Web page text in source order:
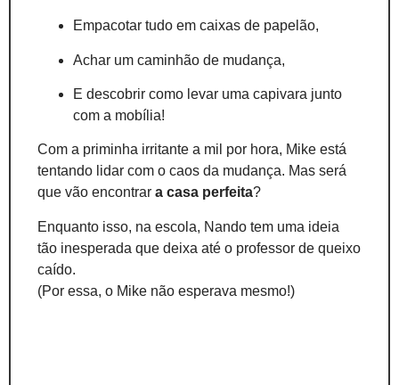
Empacotar tudo em caixas de papelão,
Achar um caminhão de mudança,
E descobrir como levar uma capivara junto
com a mobília!
Com a priminha irritante a mil por hora, Mike está
tentando lidar com o caos da mudança. Mas será
que vão encontrar a casa perfeita?
Enquanto isso, na escola, Nando tem uma ideia
tão inesperada que deixa até o professor de queixo
caído.
(Por essa, o Mike não esperava mesmo!)